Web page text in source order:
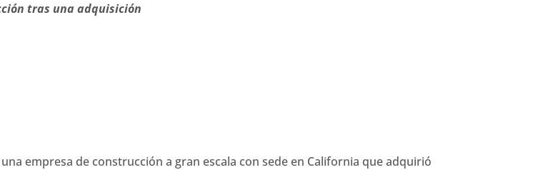
tras una adquisición
empresa de construcción a gran escala con sede en California que adquirió